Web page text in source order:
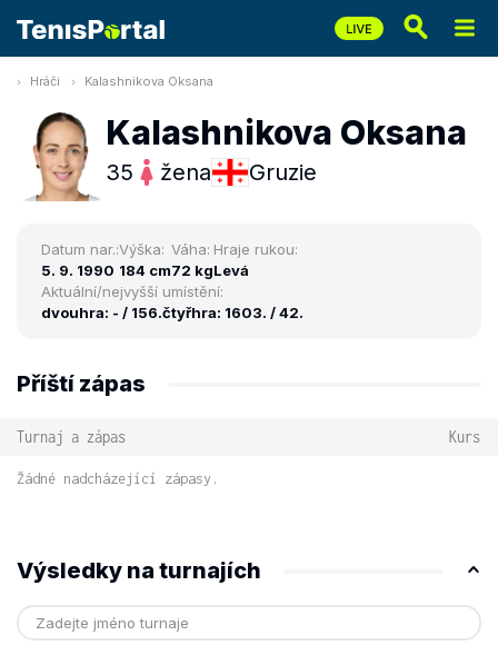
Hráči Kalashnikova Oksana
Kalashnikova Oksana
35 žena Gruzie
Datum nar.:
5. 9. 1990
Výška:
184 cm
Váha:
72 kg
Hraje rukou:
Levá
Aktuální/nejvyšší umístění:
dvouhra: - / 156.čtyřhra: 1603. / 42.
Příští zápas
Turnaj a zápas Kurs
Žádné nadcházející zápasy.
Výsledky na turnajích